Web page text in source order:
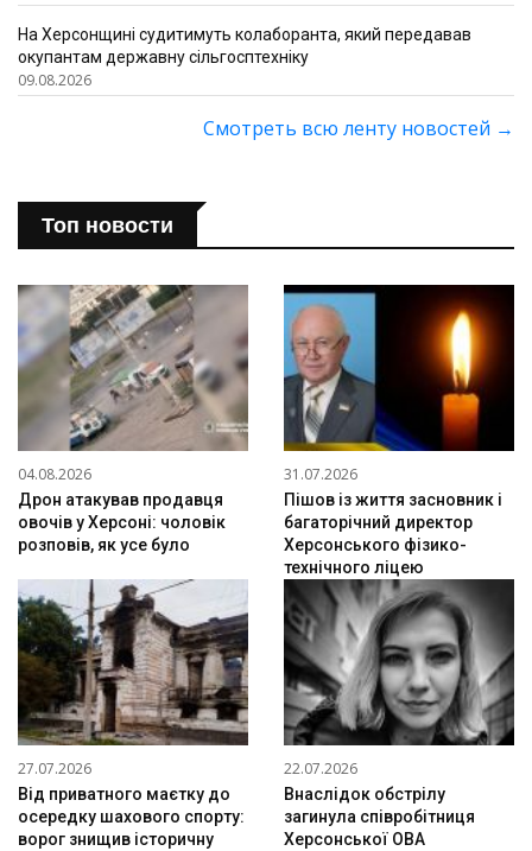
На Херсонщині судитимуть колаборанта, який передавав
окупантам державну сільгосптехніку
09.08.2026
Смотреть всю ленту новостей →
Топ новости
04.08.2026
Дрон атакував продавця
овочів у Херсоні: чоловік
розповів, як усе було
31.07.2026
Пішов із життя засновник і
багаторічний директор
Херсонського фізико-
технічного ліцею
27.07.2026
Від приватного маєтку до
осередку шахового спорту:
ворог знищив історичну
22.07.2026
Внаслідок обстрілу
загинула співробітниця
Херсонської ОВА